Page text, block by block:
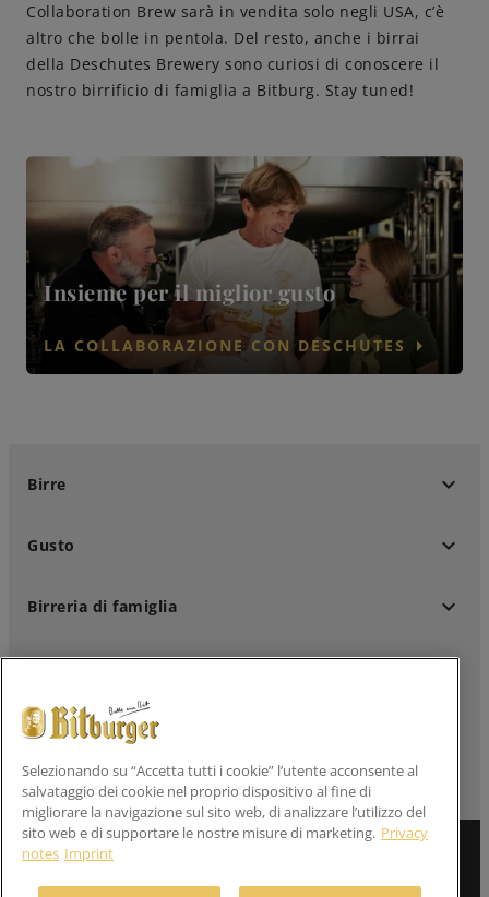
Collaboration Brew sarà in vendita solo negli USA, c’è
altro che bolle in pentola. Del resto, anche i birrai
della Deschutes Brewery sono curiosi di conoscere il
nostro birrificio di famiglia a Bitburg. Stay tuned!
Insieme per il miglior gusto
LA COLLABORAZIONE CON DESCHUTES arrow_right
Birre keyboard_arrow_down
Gusto keyboard_arrow_down
Birreria di famiglia keyboard_arrow_down
keyboard_arrow_down
Seguici su
Dichiarazioni sulla privacy
Selezionando su “Accetta tutti i cookie” l’utente acconsente al
salvataggio dei cookie nel proprio dispositivo al fine di
migliorare la navigazione sul sito web, di analizzare l’utilizzo del
sito web e di supportare le nostre misure di marketing. Privacy
notes Imprint